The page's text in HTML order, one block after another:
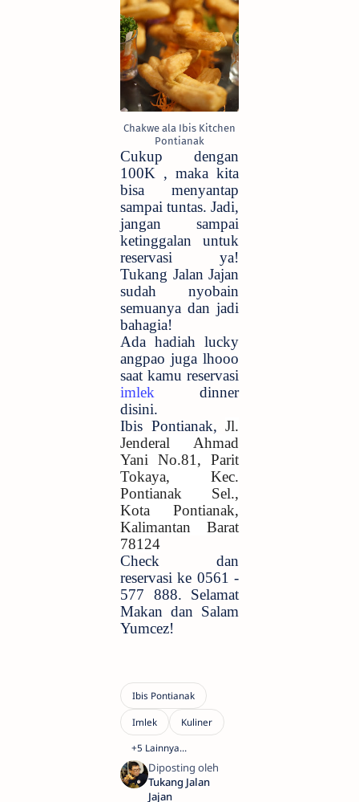
Chakwe ala Ibis Kitchen
Pontianak
Cukup dengan
100K , maka kita
bisa menyantap
sampai tuntas. Jadi,
jangan sampai
ketinggalan untuk
reservasi ya!
Tukang Jalan Jajan
sudah nyobain
semuanya dan jadi
bahagia!
Ada hadiah lucky
angpao juga lhooo
saat kamu reservasi
imlek dinner
disini.
Ibis Pontianak, Jl.
Jenderal Ahmad
Yani No.81, Parit
Tokaya, Kec.
Pontianak Sel.,
Kota Pontianak,
Kalimantan Barat
78124
Check dan
reservasi ke 0561 -
577 888. Selamat
Makan dan Salam
Yumcez!